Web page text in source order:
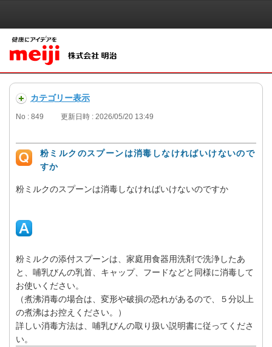
カテゴリー表示
No : 849 更新日時 : 2026/05/20 13:49
粉ミルクのスプーンは消毒しなければいけないので
すか
粉ミルクのスプーンは消毒しなければいけないのですか
粉ミルクの添付スプーンは、家庭用食器用洗剤で洗浄したあ
と、哺乳びんの乳首、キャップ、フードなどと同様に消毒して
お使いください。
（煮沸消毒の場合は、変形や破損の恐れがあるので、５分以上
の煮沸はお控えください。）
詳しい消毒方法は、哺乳びんの取り扱い説明書に従ってくださ
い。